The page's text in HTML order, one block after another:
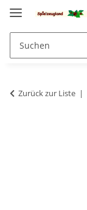
Zurück zur Liste